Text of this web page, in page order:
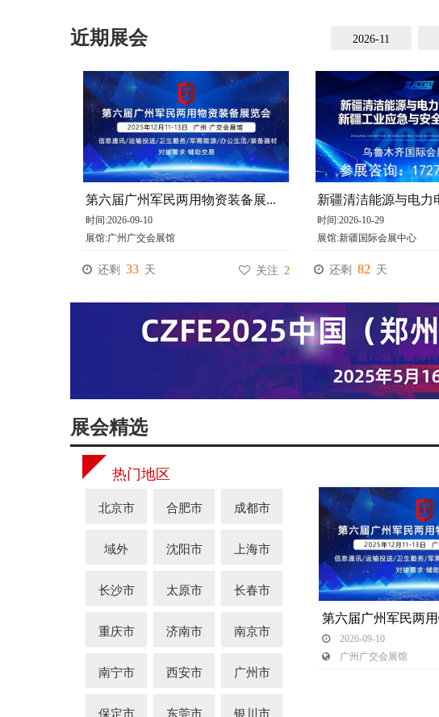
近期展会 2026-11
时间:2026-09-10
展馆:广州广交会展馆
还剩 33 天 关注 2
时间:2026-10-29
展馆:新疆国际会展中心
还剩 82 天
展会精选
热门地区
北京市 合肥市 成都市
域外 沈阳市 上海市
长沙市 太原市 长春市
重庆市 济南市 南京市
南宁市 西安市 广州市
保定市 东莞市 银川市
2026-09-10
广州广交会展馆